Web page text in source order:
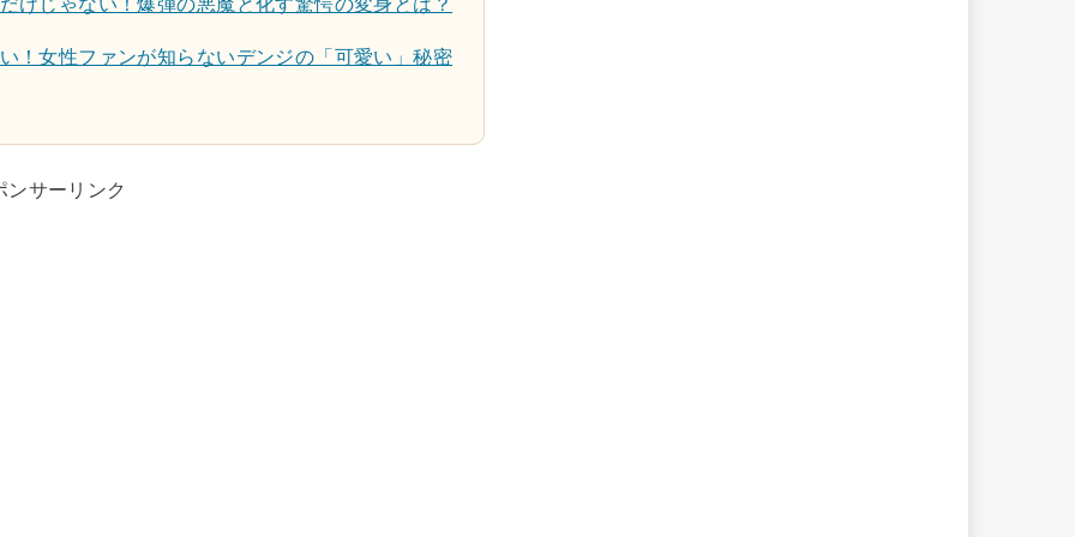
！女性ファンが知らないデンジの「可愛い」秘密
ンサーリンク